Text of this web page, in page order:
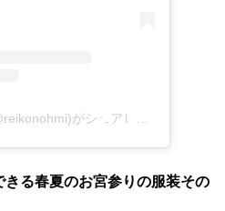
る春夏のお宮参りの服装その